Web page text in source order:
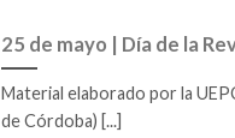
25 de mayo | Día de la
Material elaborado por la
de Córdoba) [...]